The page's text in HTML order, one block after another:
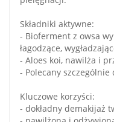
Składniki aktywne:
- Bioferment z owsa
łagodzące,
- Aloes koi, nawilża i
- Polecany
Kluczowe korzyści:
- dokładny demakijaż